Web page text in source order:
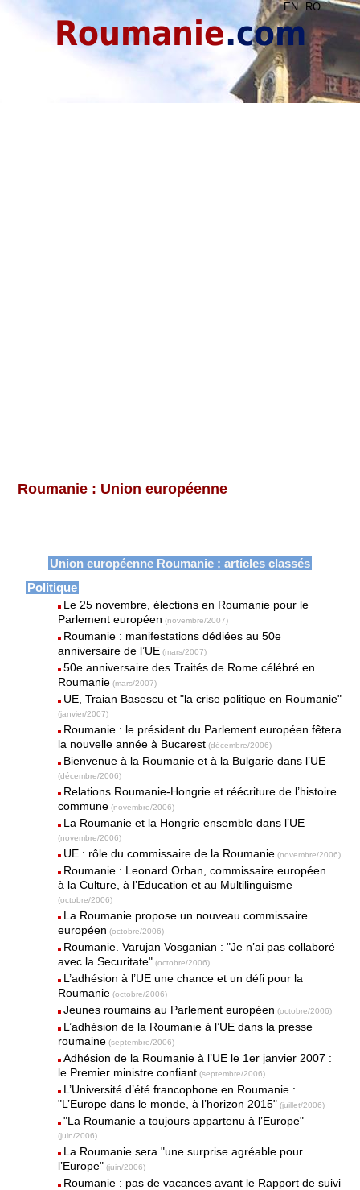
EN RO
Roumanie.com
Roumanie : Union européenne
Union européenne Roumanie : articles classés
Politique
Le 25 novembre, élections en Roumanie pour le
Parlement européen (novembre/2007)
Roumanie : manifestations dédiées au 50e
anniversaire de l’UE (mars/2007)
50e anniversaire des Traités de Rome célébré en
Roumanie (mars/2007)
UE, Traian Basescu et "la crise politique en Roumanie"
(janvier/2007)
Roumanie : le président du Parlement européen fêtera
la nouvelle année à Bucarest (décembre/2006)
Bienvenue à la Roumanie et à la Bulgarie dans l’UE
(décembre/2006)
Relations Roumanie-Hongrie et réécriture de l’histoire
commune (novembre/2006)
La Roumanie et la Hongrie ensemble dans l’UE
(novembre/2006)
UE : rôle du commissaire de la Roumanie (novembre/2006)
Roumanie : Leonard Orban, commissaire européen
à la Culture, à l’Education et au Multilinguisme
(octobre/2006)
La Roumanie propose un nouveau commissaire
européen (octobre/2006)
Roumanie. Varujan Vosganian : "Je n’ai pas collaboré
avec la Securitate" (octobre/2006)
L’adhésion à l’UE une chance et un défi pour la
Roumanie (octobre/2006)
Jeunes roumains au Parlement européen (octobre/2006)
L’adhésion de la Roumanie à l’UE dans la presse
roumaine (septembre/2006)
Adhésion de la Roumanie à l’UE le 1er janvier 2007 :
le Premier ministre confiant (septembre/2006)
L’Université d’été francophone en Roumanie :
"L’Europe dans le monde, à l’horizon 2015" (juillet/2006)
"La Roumanie a toujours appartenu à l’Europe"
(juin/2006)
La Roumanie sera "une surprise agréable pour
l’Europe" (juin/2006)
Roumanie : pas de vacances avant le Rapport de suivi